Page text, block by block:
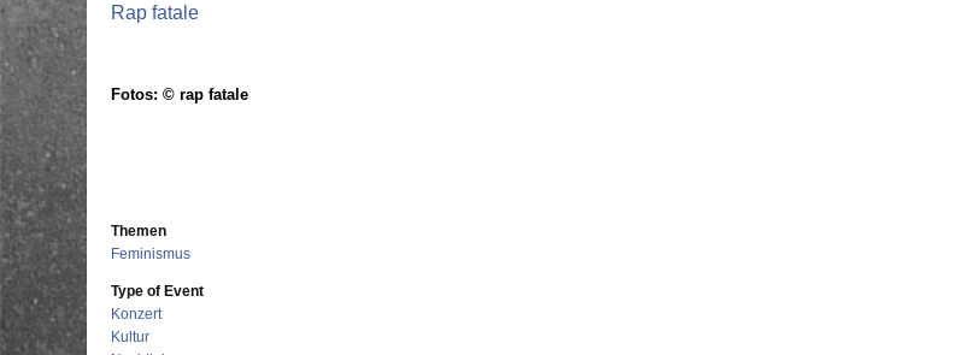
Rap fatale
Fotos: © rap fatale
Themen
Feminismus
Type of Event
Konzert
Kultur